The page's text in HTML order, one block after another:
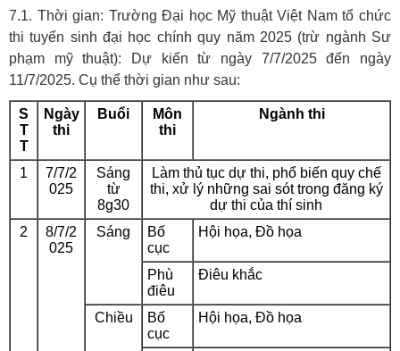
7.1. Thời gian: Trường Đại học Mỹ thuật Việt Nam tổ chức
thi tuyển sinh đại học chính quy năm 2025 (trừ ngành Sư
phạm mỹ thuật): Dự kiến từ ngày 7/7/2025 đến ngày
11/7/2025. Cụ thể thời gian như sau:
S
T
T
Ngày
thi
Buổi
Môn
thi
Ngành thi
1
7/7/2
025
Sáng
từ
8g30
Làm thủ tục dự thi, phổ biến quy chế
thi, xử lý những sai sót trong đăng ký
dự thi của thí sinh
2
8/7/2
025
Sáng
Bố
cục
Hội họa, Đồ họa
Phù
điêu
Điêu khắc
Chiều
Bố
cục
Hội họa, Đồ họa